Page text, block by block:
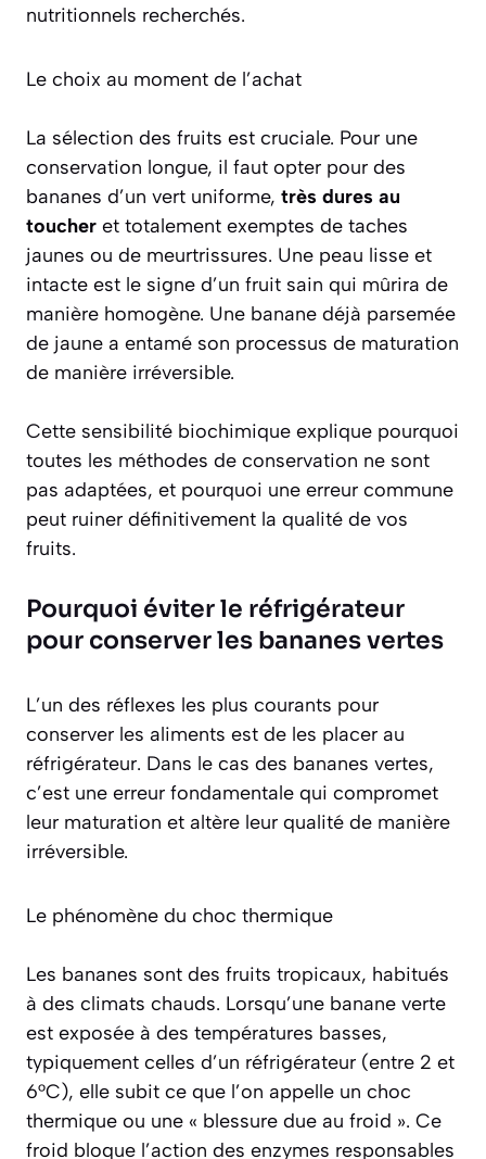
nutritionnels recherchés.
Le choix au moment de l’achat
La sélection des fruits est cruciale. Pour une
conservation longue, il faut opter pour des
bananes d’un vert uniforme, très dures au
toucher et totalement exemptes de taches
jaunes ou de meurtrissures. Une peau lisse et
intacte est le signe d’un fruit sain qui mûrira de
manière homogène. Une banane déjà parsemée
de jaune a entamé son processus de maturation
de manière irréversible.
Cette sensibilité biochimique explique pourquoi
toutes les méthodes de conservation ne sont
pas adaptées, et pourquoi une erreur commune
peut ruiner définitivement la qualité de vos
fruits.
Pourquoi éviter le réfrigérateur
pour conserver les bananes vertes
L’un des réflexes les plus courants pour
conserver les aliments est de les placer au
réfrigérateur. Dans le cas des bananes vertes,
c’est une erreur fondamentale qui compromet
leur maturation et altère leur qualité de manière
irréversible.
Le phénomène du choc thermique
Les bananes sont des fruits tropicaux, habitués
à des climats chauds. Lorsqu’une banane verte
est exposée à des températures basses,
typiquement celles d’un réfrigérateur (entre 2 et
6°C), elle subit ce que l’on appelle un choc
thermique ou une « blessure due au froid ». Ce
froid bloque l’action des enzymes responsables